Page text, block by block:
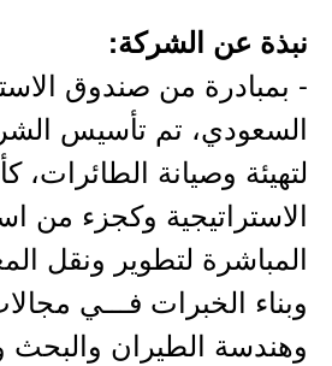
نبذة عن الشركة:
- بمبادرة من صندوق
السعودي، تم تأسيس
لتهيئة وصيانة
الاستراتيجية وكجزء من
المباشرة لتطوير ونقل
وبناء الخبرات فـــي
وهندسة الطيران والبحث